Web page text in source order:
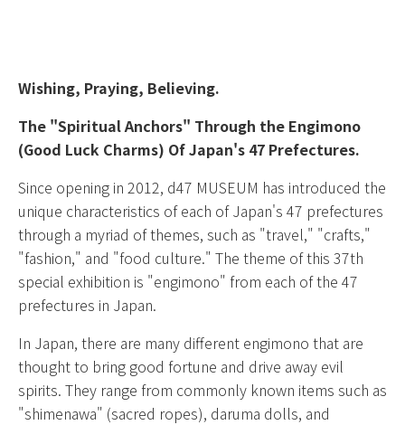
Wishing, Praying, Believing.
The "Spiritual Anchors" Through the Engimono
(Good Luck Charms) Of Japan's 47 Prefectures.
Since opening in 2012, d47 MUSEUM has introduced the
unique characteristics of each of Japan's 47 prefectures
through a myriad of themes, such as "travel," "crafts,"
"fashion," and "food culture." The theme of this 37th
special exhibition is "engimono" from each of the 47
prefectures in Japan.
In Japan, there are many different engimono that are
thought to bring good fortune and drive away evil
spirits. They range from commonly known items such as
"shimenawa" (sacred ropes), daruma dolls, and